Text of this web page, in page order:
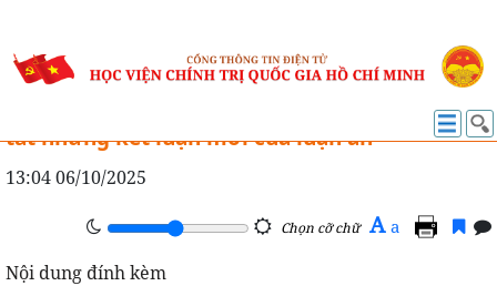
ĐẠI HỌC VÀ SAU ĐẠI HỌC
Nghiên cứu sinh Phan Hoàng Ngọc Anh tóm
tắt những kết luận mới của luận án
13:04 06/10/2025
Chọn cỡ chữ A a
Nội dung đính kèm